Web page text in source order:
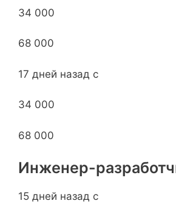
34 000
68 000
17 дней назад с
34 000
68 000
Инженер-
15 дней назад с